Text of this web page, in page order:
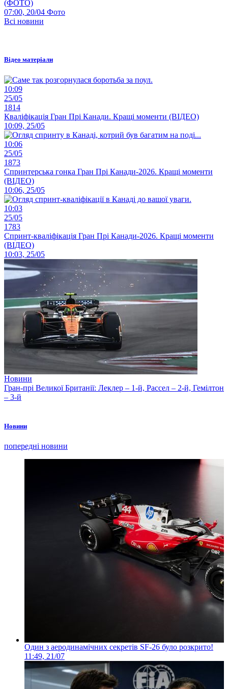
(ФОТО)
07:00, 20/04 Фото
Всі новини
Відео матеріали
10:09
25/05
1814
Кваліфікація Гран Прі Канади. Кращі моменти (ВІДЕО)
10:09, 25/05
10:06
25/05
1873
Спринтерська гонка Гран Прі Канади-2026. Кращі моменти
(ВІДЕО)
10:06, 25/05
10:03
25/05
1783
Спринт-кваліфікація Гран Прі Канади-2026. Кращі моменти
(ВІДЕО)
10:03, 25/05
Новини
Гран-прі Великої Британії: Леклер – 1-й, Рассел – 2-й, Гемілтон
– 3-й
Новини
попередні новини
Один з аеродинамічних секретів SF-26 було розкрито!
11:49, 21/07